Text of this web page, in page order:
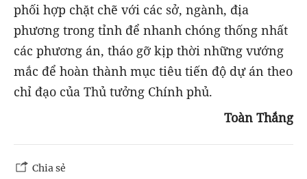
phối hợp chặt chẽ với các sở, ngành, địa
phương trong tỉnh để nhanh chóng thống nhất
các phương án, tháo gỡ kịp thời những vướng
mắc để hoàn thành mục tiêu tiến độ dự án theo
chỉ đạo của Thủ tưởng Chính phủ.
Toàn Thắng
Chia sẻ